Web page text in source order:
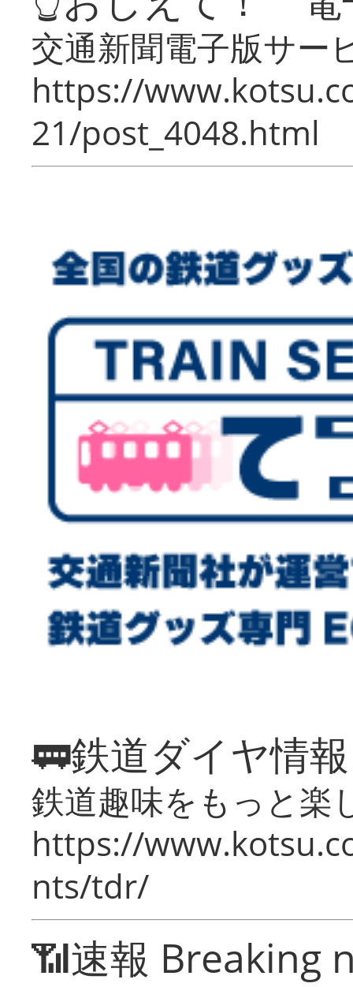
交通新聞電子版サー
https://
21/post_4048.html
🚃鉄道ダイヤ情
鉄道趣味をもっと楽
https://
nts/tdr/
📶速報 Breaking